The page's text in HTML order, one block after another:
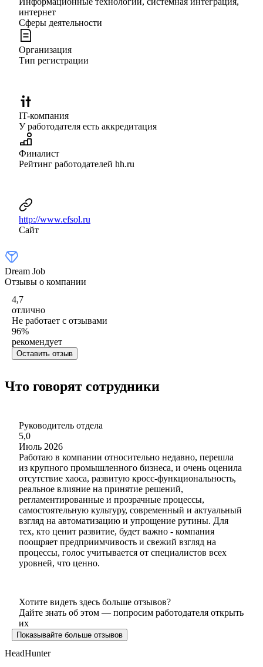
интернет
Сферы деятельности
Организация
Тип регистрации
IT-компания
У работодателя есть аккредитация
Финалист
Рейтинг работодателей hh.ru
http://www.efsol.ru
Сайт
Dream Job
Отзывы о компании
4,7
отлично
Не работает с отзывами
96%
рекомендует
Оставить отзыв
Что говорят сотрудники
Руководитель отдела
5,0
Июль 2026
Работаю в компании относительно недавно, перешла
из крупного промышленного бизнеса, и очень оценила
отсутствие хаоса, развитую кросс-функциональность,
реальное влияние на принятие решений,
регламентированные и прозрачные процессы,
самостоятельную культуру, современный и актуальный
взгляд на автоматизацию и упрощение рутины. Для
тех, кто ценит развитие, будет важно - компания
поощряет предприимчивость и свежий взгляд на
процессы, голос учитывается от специалистов всех
уровней, что ценно.
Хотите видеть здесь больше отзывов?
Дайте знать об этом — попросим работодателя открыть
их
Показывайте больше отзывов
HeadHunter